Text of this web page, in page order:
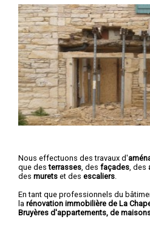
Nous effectuons des travaux d'
que desterrasses , des façades , des
des murets et des escaliers
En tant que professionnels du
la rénovation immobilière de La
Bruyères d'appartements, de